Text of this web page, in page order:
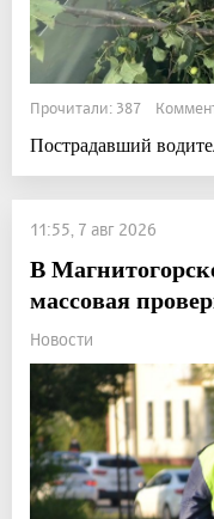
Прочитали: 387
Пострадавший
11:55, 7 авг 2026
В
массовая
Новости